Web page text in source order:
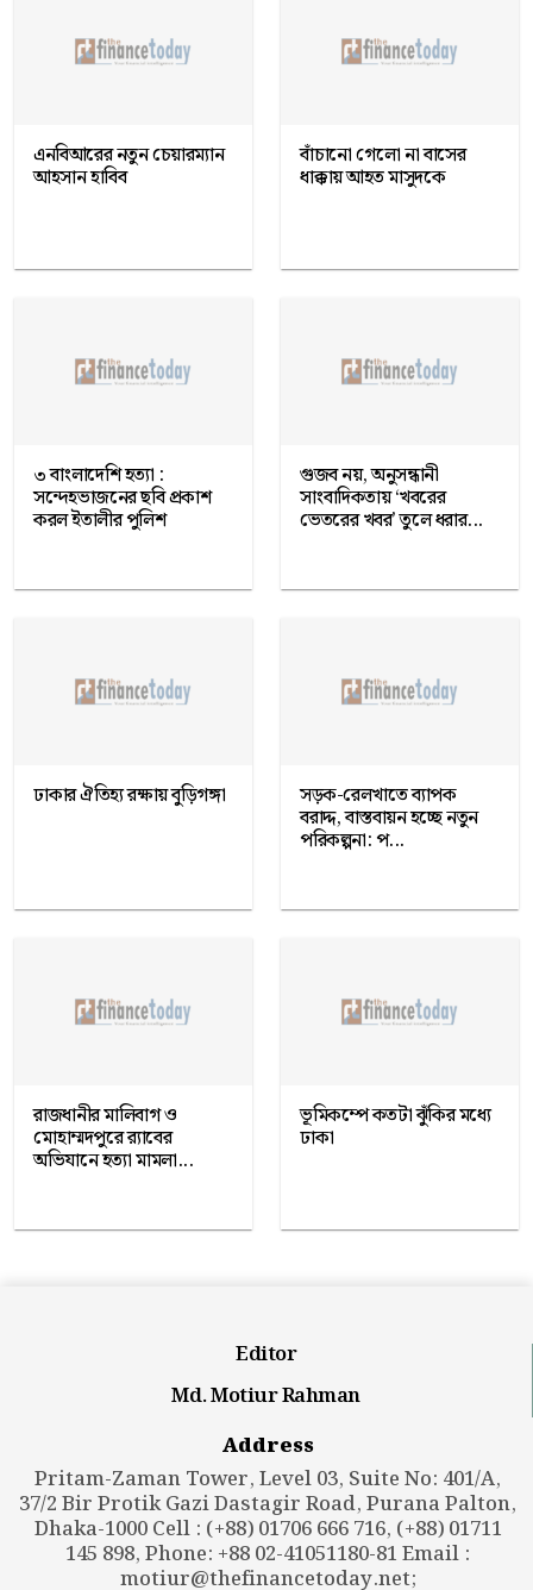
এনবিআরের নতুন চেয়ারম্যান
আহসান হাবিব
বাঁচানো গেলো না বাসের
ধাক্কায় আহত মাসুদকে
৩ বাংলাদেশি হত্যা :
সন্দেহভাজনের ছবি প্রকাশ
করল ইতালীর পুলিশ
গুজব নয়, অনুসন্ধানী
সাংবাদিকতায় ‘খবরের
ভেতরের খবর’ তুলে ধরার...
ঢাকার ঐতিহ্য রক্ষায় বুড়িগঙ্গা সড়ক-রেলখাতে ব্যাপক
বরাদ্দ, বাস্তবায়ন হচ্ছে নতুন
পরিকল্পনা: প...
রাজধানীর মালিবাগ ও
মোহাম্মদপুরে র‍্যাবের
অভিযানে হত্যা মামলা...
ভূমিকম্পে কতটা ঝুঁকির মধ্যে
ঢাকা
Editor
Md. Motiur Rahman
Address
Pritam-Zaman Tower, Level 03, Suite No: 401/A,
37/2 Bir Protik Gazi Dastagir Road, Purana Palton,
Dhaka-1000 Cell : (+88) 01706 666 716, (+88) 01711
145 898, Phone: +88 02-41051180-81 Email :
motiur@thefinancetoday.net;